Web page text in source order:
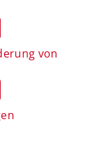
von